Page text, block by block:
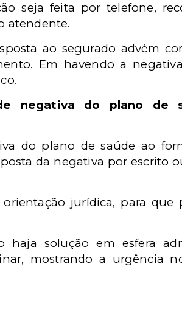
seja feita por telefone,
atendente.
ao segurado advém
Em havendo a
negativa do plano de
do plano de saúde ao
da negativa por escrito
jurídica, para
haja solução em esfera
mostrando a urgência